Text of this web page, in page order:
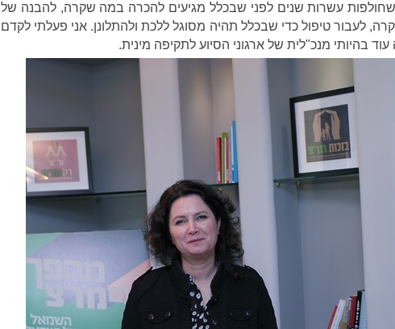
עשרות שנים לפני שבכלל מגיעים להכרה במה שקרה, להבנה של
לעבור טיפול כדי שבכלל תהיה מסוגל ללכת ולהתלונן. אני פעלתי לקדם
בהיותי מנכ"לית של ארגוני הסיוע לתקיפה מינית.